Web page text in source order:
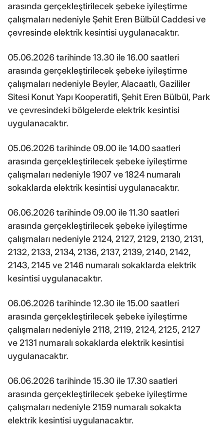
arasında gerçekleştirilecek şebeke iyileştirme
çalışmaları nedeniyle Şehit Eren Bülbül Caddesi ve
çevresinde elektrik kesintisi uygulanacaktır.
05.06.2026 tarihinde 13.30 ile 16.00 saatleri
arasında gerçekleştirilecek şebeke iyileştirme
çalışmaları nedeniyle Beyler, Alacaatlı, Gazililer
Sitesi Konut Yapı Kooperatifi, Şehit Eren Bülbül, Park
ve çevresindeki bölgelerde elektrik kesintisi
uygulanacaktır.
05.06.2026 tarihinde 09.00 ile 14.00 saatleri
arasında gerçekleştirilecek şebeke iyileştirme
çalışmaları nedeniyle 1907 ve 1824 numaralı
sokaklarda elektrik kesintisi uygulanacaktır.
06.06.2026 tarihinde 09.00 ile 11.30 saatleri
arasında gerçekleştirilecek şebeke iyileştirme
çalışmaları nedeniyle 2124, 2127, 2129, 2130, 2131,
2132, 2133, 2134, 2136, 2137, 2139, 2140, 2142,
2143, 2145 ve 2146 numaralı sokaklarda elektrik
kesintisi uygulanacaktır.
06.06.2026 tarihinde 12.30 ile 15.00 saatleri
arasında gerçekleştirilecek şebeke iyileştirme
çalışmaları nedeniyle 2118, 2119, 2124, 2125, 2127
ve 2131 numaralı sokaklarda elektrik kesintisi
uygulanacaktır.
06.06.2026 tarihinde 15.30 ile 17.30 saatleri
arasında gerçekleştirilecek şebeke iyileştirme
çalışmaları nedeniyle 2159 numaralı sokakta
elektrik kesintisi uygulanacaktır.